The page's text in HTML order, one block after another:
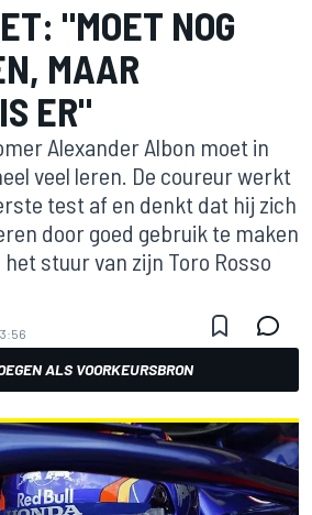
"MOET NOG
MAAR
ER"
Alexander Albon moet in
veel leren. De coureur werkt
test af en denkt dat hij zich
door goed gebruik te maken
stuur van zijn Toro Rosso
ALS VOORKEURSBRON